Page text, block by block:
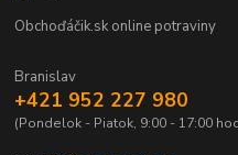
Obchoďáčik.sk online potraviny
Branislav
+421 952 227 980
(Pondelok - Piatok, 9:00 - 17:00